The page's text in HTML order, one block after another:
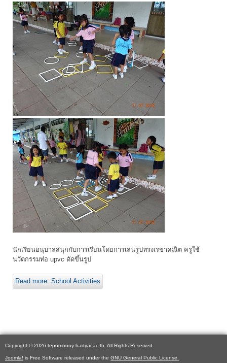
นักเรียนอนุบาลสนุกกับการเรียนโดยการเล่นรูปทรงเรขาคณิต ครูใช้
นวัตกรรมท่อ upvc ดัดขึ้นรูป
Read more: School Activities
Copyright © 2026 tepumnouy-hadyai.ac.th. All Rights Reserved.
Joomla! is Free Software released under the GNU General Public License.